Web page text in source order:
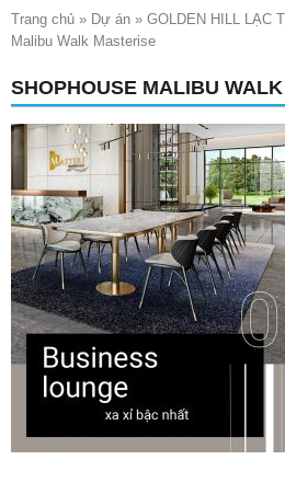
Trang chủ » Dự án » GOLDEN HILL LẠC
Malibu Walk Masterise
SHOPHOUSE MALIBU